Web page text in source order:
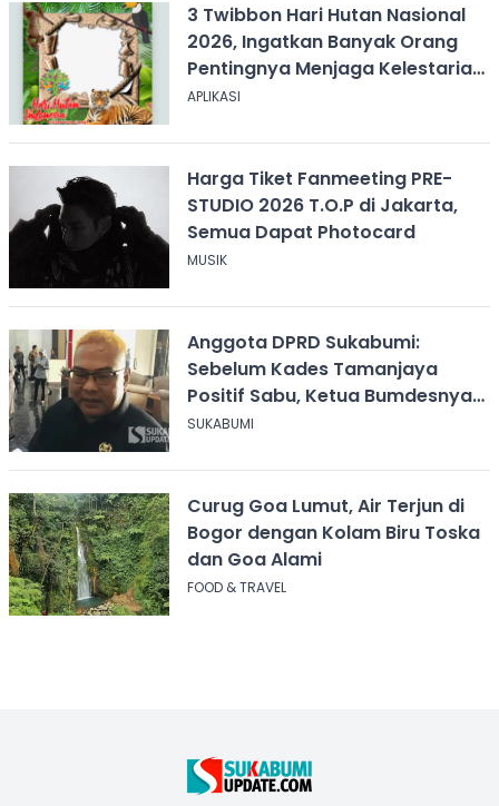
3 Twibbon Hari Hutan Nasional
2026, Ingatkan Banyak Orang
Pentingnya Menjaga Kelestarian
Hutan
APLIKASI
Harga Tiket Fanmeeting PRE-
STUDIO 2026 T.O.P di Jakarta,
Semua Dapat Photocard
MUSIK
Anggota DPRD Sukabumi:
Sebelum Kades Tamanjaya
Positif Sabu, Ketua Bumdesnya
Juga Terjerat Dugaan Narkoba
SUKABUMI
Curug Goa Lumut, Air Terjun di
Bogor dengan Kolam Biru Toska
dan Goa Alami
FOOD & TRAVEL